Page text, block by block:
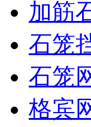
加筋
石笼
石笼
格宾